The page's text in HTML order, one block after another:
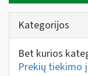
Kategorijos
Bet kurios
Prekių tiekimo